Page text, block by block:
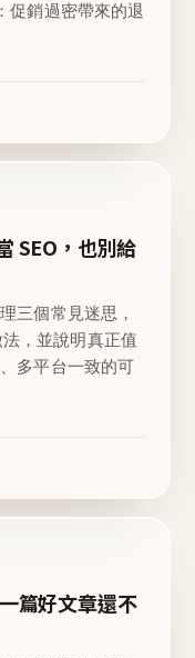
促銷過密帶來的退
SEO，也別給
三個常見迷思，
，並說明真正值
多平台一致的可
篇好文章還不